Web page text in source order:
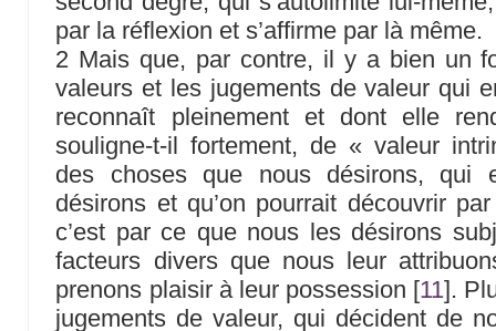
par la réflexion et s’affirme par là même.
2 Mais que, par contre, il y a bien un
valeurs et les jugements de valeur qui
reconnaît pleinement et dont elle
souligne-t-il fortement, de « valeur
des choses que nous désirons, qui
désirons et qu’on pourrait découvrir
c’est par ce que nous les désirons
facteurs divers que nous leur
prenons plaisir à leur possession [11].
jugements de valeur, qui décident de